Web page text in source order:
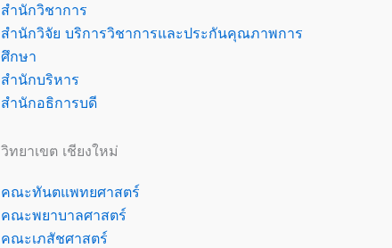
สำนักวิชาการ
สำนักวิจัย บริการวิชาการและประกันคุณภาพการ
ศึกษา
สำนักบริหาร
สำนักอธิการบดี
วิทยาเขต เชียงใหม่
คณะทันตแพทยศาสตร์
คณะพยาบาลศาสตร์
คณะเภสัชศาสตร์